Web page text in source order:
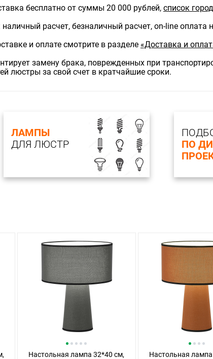
бесплатно от суммы 20 000 рублей, список
расчет, безналичный расчет, on-line оплата
и оплате смотрите в разделе «Доставка и
замену брака, поврежденных при
люстры за свой счет в кратчайшие сроки.
ЛАМПЫ
ДЛЯ ЛЮСТР
ПО
Настольная лампа 32*40 см,
Настольная